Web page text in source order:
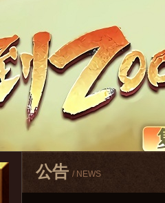
公告 / NEWS